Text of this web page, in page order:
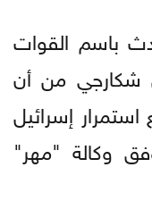
باسم القوات
شكارجي من أن
إسرائيل
وكالة "مهر"